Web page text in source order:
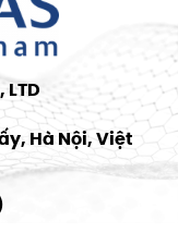
LTD
Hà Nội, Việt